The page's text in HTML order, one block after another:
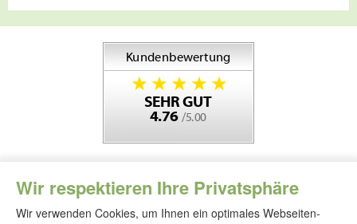
Wir respektieren Ihre Privatsphäre
Wir verwenden Cookies, um Ihnen ein optimales Webseiten-